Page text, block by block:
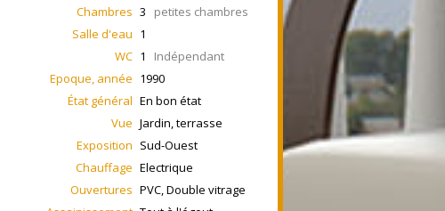
Chambres 3 petites chambres
Salle d'eau 1
WC 1 Indépendant
Epoque, année 1990
État général En bon état
Vue Jardin, terrasse
Exposition Sud-Ouest
Chauffage Electrique
Ouvertures PVC, Double vitrage